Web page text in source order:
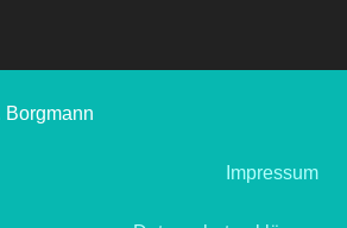
Borgmann
Impressum